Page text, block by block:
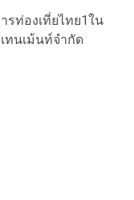
รท่องเที่ยไทย1ใน
ทนเม้นท์จำกัด